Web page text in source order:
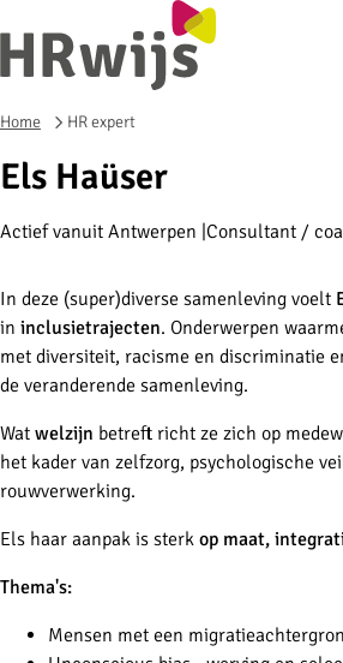
Home HR expert
Els Haüser
Actief vanuit Antwerpen Consultant /
In deze (super)diverse samenleving voelt
in inclusietrajecten. Onderwerpen
met diversiteit, racisme en discriminatie
de veranderende samenleving.
Wat welzijn betreft richt ze zich op
het kader van zelfzorg, psychologische
rouwverwerking.
Els haar aanpak is sterk op maat,
Thema's:
Mensen met een